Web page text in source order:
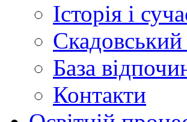
Історія і
База
Контакти